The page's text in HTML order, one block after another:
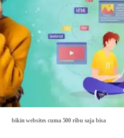
bikin websites cuma 500 ribu saja bisa